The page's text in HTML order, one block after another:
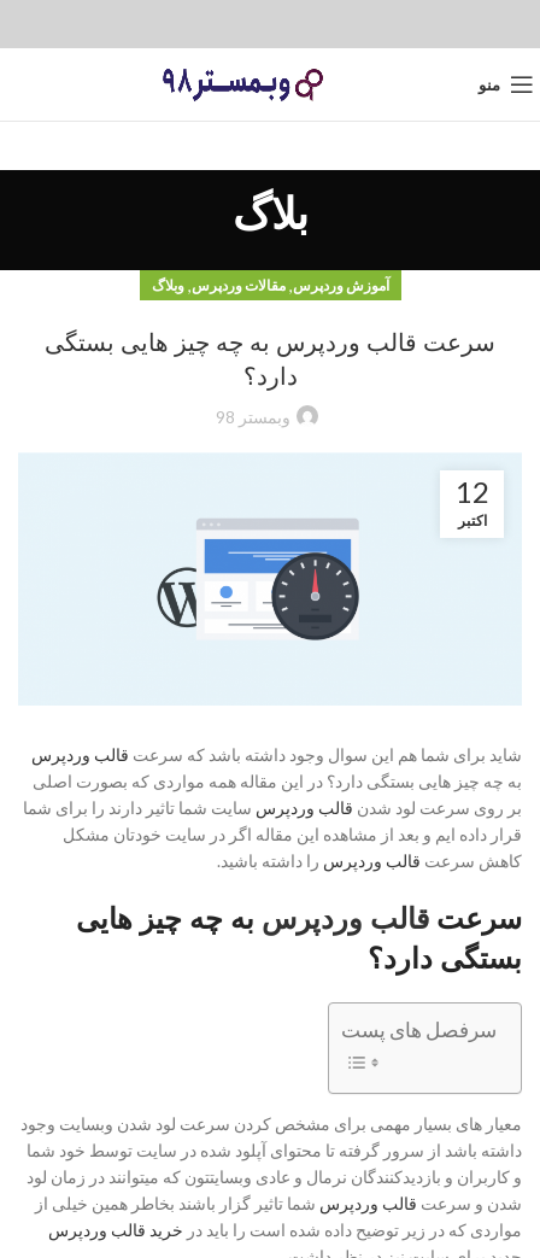
منو
بلاگ
آموزش وردپرس,مقالات وردپرس,وبلاگ
سرعت قالب وردپرس به چه چیز هایی بستگی
دارد؟
وبمستر 98
12
اکتبر
شاید برای شما هم این سوال وجود داشته باشد که سرعت قالب وردپرس
به چه چیز هایی بستگی دارد؟ در این مقاله همه مواردی که بصورت اصلی
بر روی سرعت لود شدن قالب وردپرس سایت شما تاثیر دارند را برای شما
قرار داده ایم و بعد از مشاهده این مقاله اگر در سایت خودتان مشکل
کاهش سرعت قالب وردپرس را داشته باشید.
سرعت قالب وردپرس به چه چیز هایی
بستگی دارد؟
سرفصل های پست
معیار های بسیار مهمی برای مشخص کردن سرعت لود شدن وبسایت وجود
داشته باشد از سرور گرفته تا محتوای آپلود شده در سایت توسط خود شما
و کاربران و بازدیدکنندگان نرمال و عادی وبسایتتون که میتوانند در زمان لود
شدن و سرعت قالب وردپرس شما تاثیر گزار باشند بخاطر همین خیلی از
مواردی که در زیر توضیح داده شده است را باید در خرید قالب وردپرس